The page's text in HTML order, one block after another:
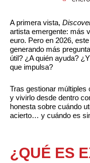
A primera vista,
artista emergente: más
euro. Pero en 2026,
generando más
útil? ¿A quién ayuda?
que impulsa?
Tras gestionar múltiples
y vivirlo desde dentro
honesta sobre cuándo
acierto… y cuándo es
¿QUÉ ES